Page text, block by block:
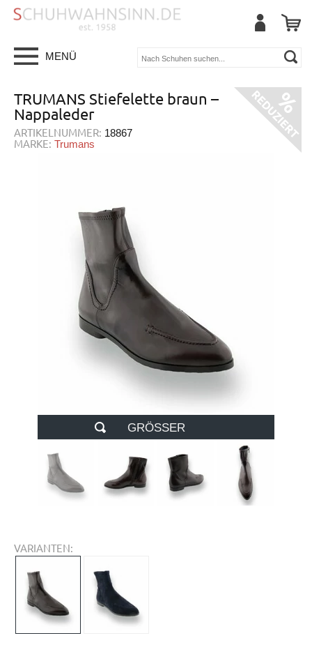
MENÜ
TRUMANS Stiefelette braun –
Nappaleder
ARTIKELNUMMER: 18867
MARKE: Trumans
GRÖSSER
VARIANTEN: